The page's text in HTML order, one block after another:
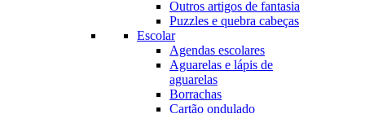
Outros artigos de fantasia
Puzzles e quebra cabeças
Escolar
Agendas escolares
Aguarelas e lápis de
aguarelas
Borrachas
Cartão ondulado